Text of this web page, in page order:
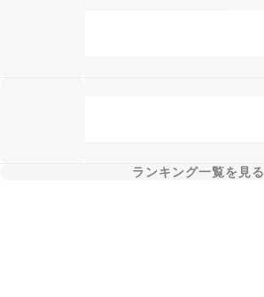
ランキング一覧を見る